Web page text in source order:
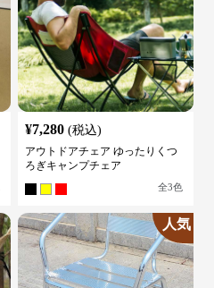
¥7,280 (税込)
アウトドアチェア ゆったりくつ
ろぎキャンプチェア
全3色
人気